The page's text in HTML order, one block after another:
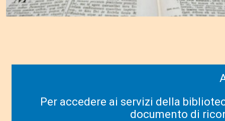
Per accedere ai servizi della
documento di